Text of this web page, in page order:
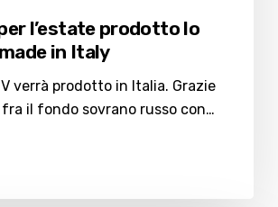
l’estate prodotto lo
in Italy
verrà prodotto in Italia. Grazie
il fondo sovrano russo con…